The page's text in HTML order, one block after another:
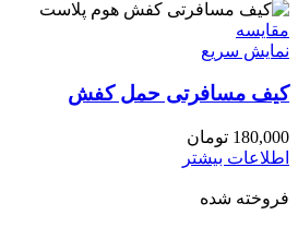
مقايسه
نمایش سریع
کیف مسافرتی حمل کفش
180,000 تومان
اطلاعات بیشتر
فروخته شده